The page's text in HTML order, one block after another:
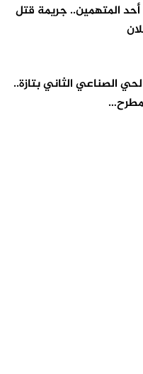
المتهمين.. جريمة قتل
الصناعي الثاني بتازة..